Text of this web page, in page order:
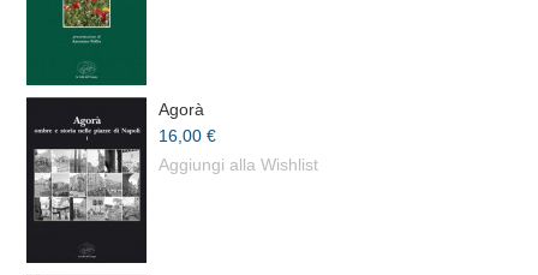
Agorà
16,00 €
Aggiungi alla Wishlist